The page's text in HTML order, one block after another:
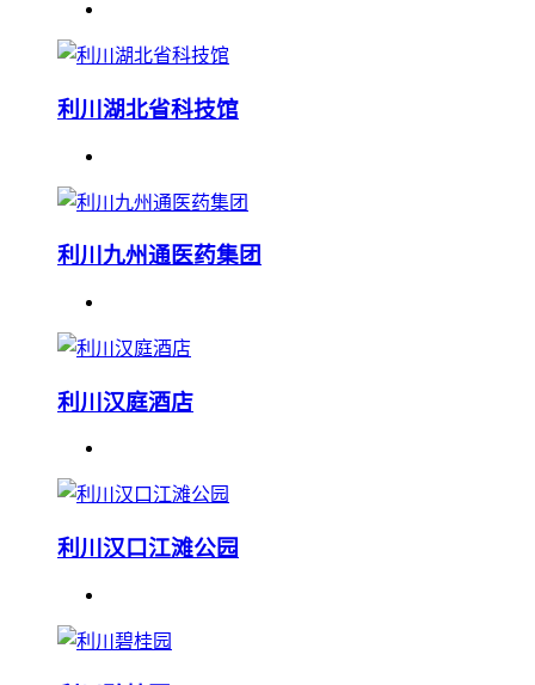
利川湖北省科技馆
利川九州通医药集团
利川汉庭酒店
利川汉口江滩公园